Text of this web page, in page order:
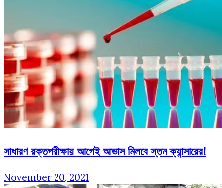
সাধারণ রক্তপরীক্ষায় আগেই আভাস মিলবে স্তন ক্যান্সারের!
November 20, 2021